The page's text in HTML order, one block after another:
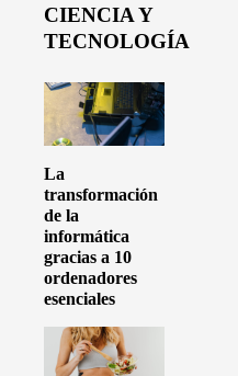
CIENCIA Y
TECNOLOGÍA
La
transformación
de la
informática
gracias a 10
ordenadores
esenciales